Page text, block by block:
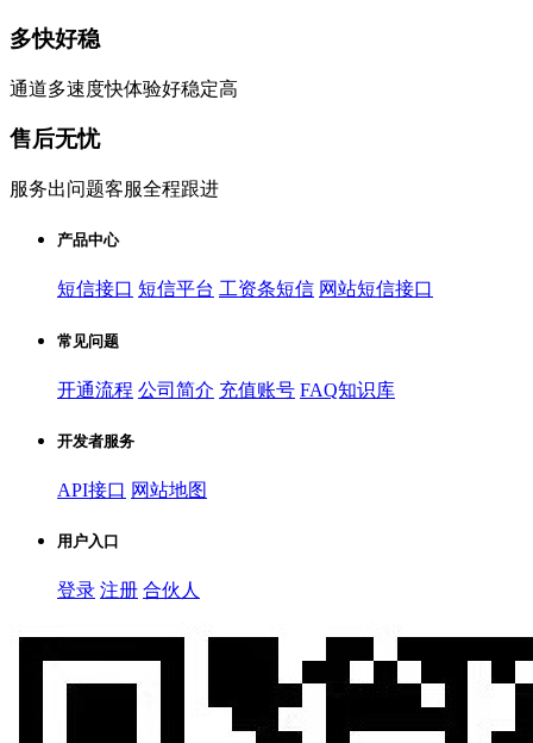
多快好稳
通道多速度快体验好稳定高
售后无忧
服务出问题客服全程跟进
产品中心
短信接口 短信平台 工资条短信 网站短信接口
常见问题
开通流程 公司简介 充值账号 FAQ知识库
开发者服务
API接口 网站地图
用户入口
登录 注册 合伙人